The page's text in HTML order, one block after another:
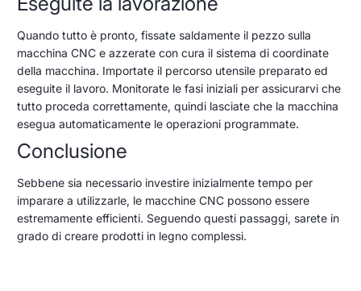
Quando tutto è pronto, fissate saldamente il pezzo sulla
macchina CNC e azzerate con cura il sistema di coordinate
della macchina. Importate il percorso utensile preparato ed
eseguite il lavoro. Monitorate le fasi iniziali per assicurarvi che
tutto proceda correttamente, quindi lasciate che la macchina
esegua automaticamente le operazioni programmate.
Conclusione
Sebbene sia necessario investire inizialmente tempo per
imparare a utilizzarle, le macchine CNC possono essere
estremamente efficienti. Seguendo questi passaggi, sarete in
grado di creare prodotti in legno complessi.